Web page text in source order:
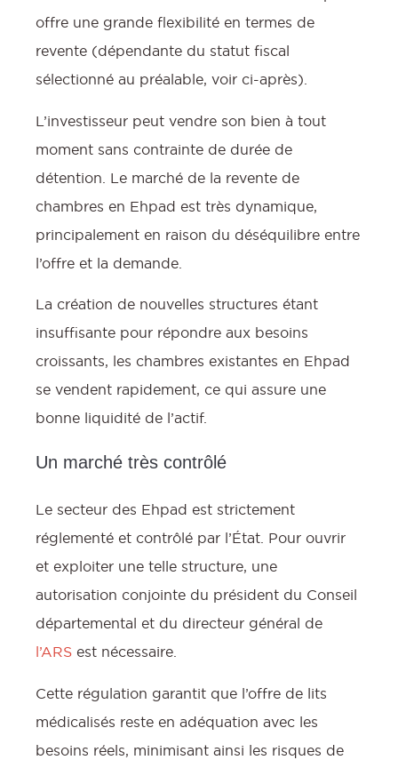
offre une grande flexibilité en termes de
revente (dépendante du statut fiscal
sélectionné au préalable, voir ci-après).
L’investisseur peut vendre son bien à tout
moment sans contrainte de durée de
détention. Le marché de la revente de
chambres en Ehpad est très dynamique,
principalement en raison du déséquilibre entre
l’offre et la demande.
La création de nouvelles structures étant
insuffisante pour répondre aux besoins
croissants, les chambres existantes en Ehpad
se vendent rapidement, ce qui assure une
bonne liquidité de l’actif.
Un marché très contrôlé
Le secteur des Ehpad est strictement
réglementé et contrôlé par l’État. Pour ouvrir
et exploiter une telle structure, une
autorisation conjointe du président du Conseil
départemental et du directeur général de
l’ARS est nécessaire.
Cette régulation garantit que l’offre de lits
médicalisés reste en adéquation avec les
besoins réels, minimisant ainsi les risques de